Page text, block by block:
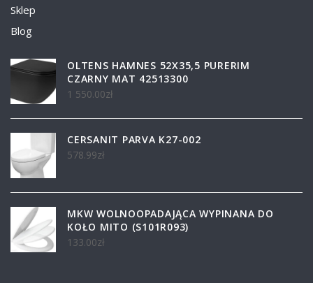
Sklep
Blog
OLTENS HAMNES 52X35,5 PURERIM
CZARNY MAT 42513300
1 550.00zł
CERSANIT PARVA K27-002
578.99zł
MKW WOLNOOPADAJĄCA WYPINANA DO
KOŁO MITO (S101R093)
133.00zł